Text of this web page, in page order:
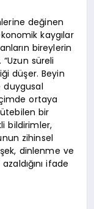
değinen
kaygılar
bireylerin
“Uzun süreli
düşer. Beyin
duygusal
ortaya
bir
bildirimler,
zihinsel
dinlenme ve
ifade